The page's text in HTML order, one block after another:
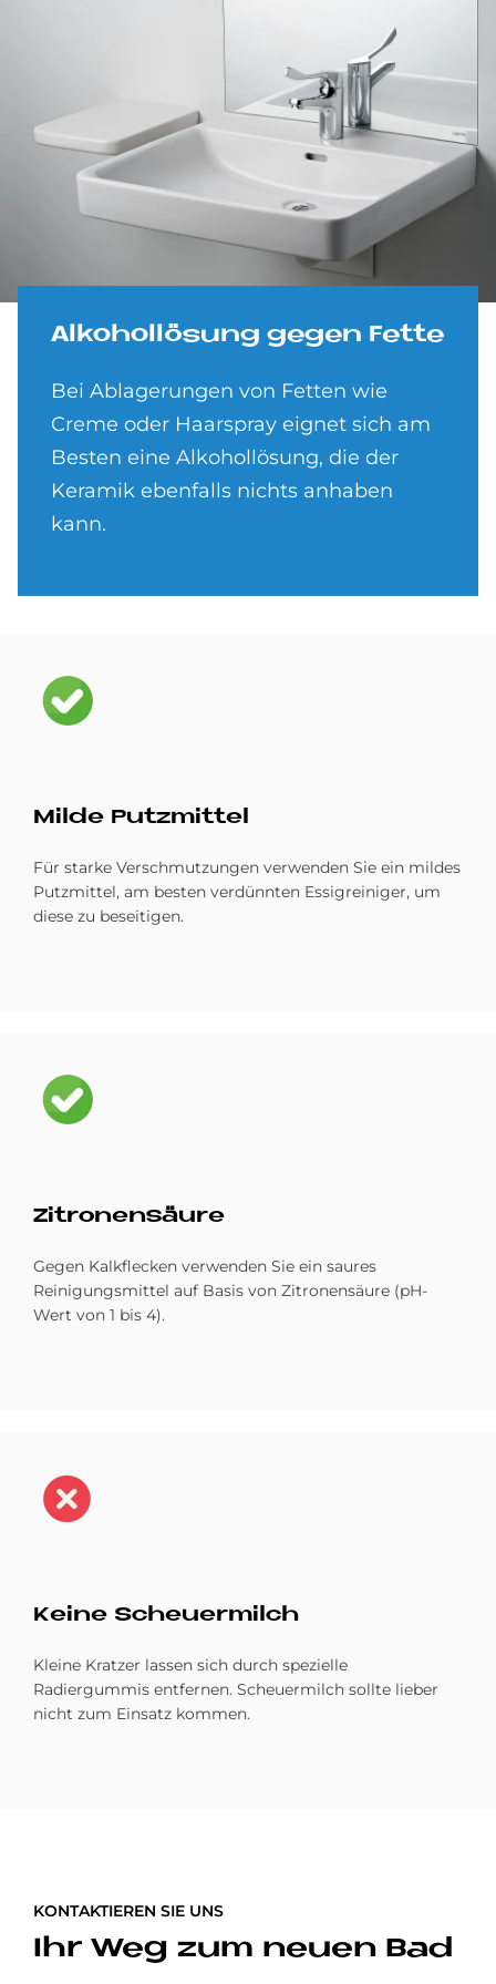
Al­ko­hollösung ge­gen Fet­te
Bei Ablagerungen von Fetten wie
Creme oder Haarspray eignet sich am
Besten eine Alkohollösung, die der
Keramik ebenfalls nichts anhaben
kann.
Bild
Mil­de Putz­mit­tel
Für starke Verschmutzungen verwenden Sie ein mildes
Putzmittel, am besten verdünnten Essigreiniger, um
diese zu beseitigen.
Bild
Zi­tro­nen­säu­re
Gegen Kalkflecken verwenden Sie ein saures
Reinigungsmittel auf Basis von Zitronensäure (pH-
Wert von 1 bis 4).
Bild
Kei­ne Scheu­er­milch
Kleine Kratzer lassen sich durch spezielle
Radiergummis entfernen. Scheuermilch sollte lieber
nicht zum Einsatz kommen.
KONTAKTIEREN SIE UNS
Ihr Weg zum neuen Bad